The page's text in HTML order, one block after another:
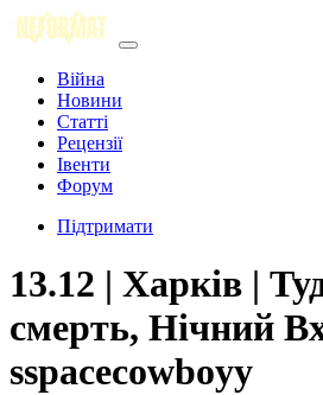
Війна
Новини
Статті
Рецензії
Івенти
Форум
Підтримати
13.12 | Харків |
смерть, Нічний
sspacecowboyy